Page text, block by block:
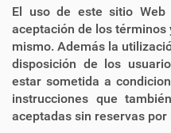
El uso de este sitio
aceptación de los términos
mismo. Además la
disposición de los
estar sometida a
instrucciones que
aceptadas sin reservas por